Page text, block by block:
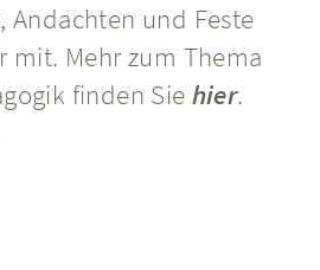
Andachten und Feste
mit. Mehr zum Thema
finden Sie hier.